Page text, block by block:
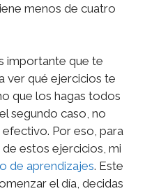
menos de cuatro
importante que te
ver qué ejercicios te
que los hagas todos
segundo caso, no
Por eso, para
estos ejercicios, mi
de aprendizajes. Este
el día, decidas